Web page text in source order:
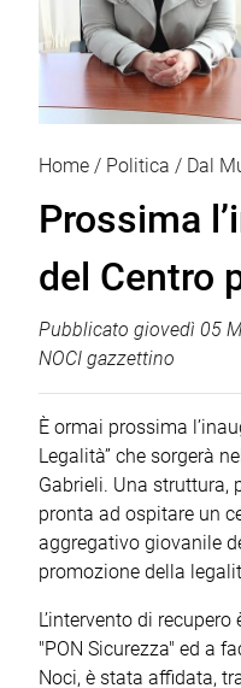
Home Politica Dal
Prossima
del Centro
Pubblicato giovedì 05
NOCI gazzettino
È ormai prossima
Legalità” che sorgerà
Gabrieli. Una struttura,
pronta ad ospitare un
aggregativo giovanile
promozione della
L’intervento di
"PON Sicurezza" ed a
Noci, è stata affidata,